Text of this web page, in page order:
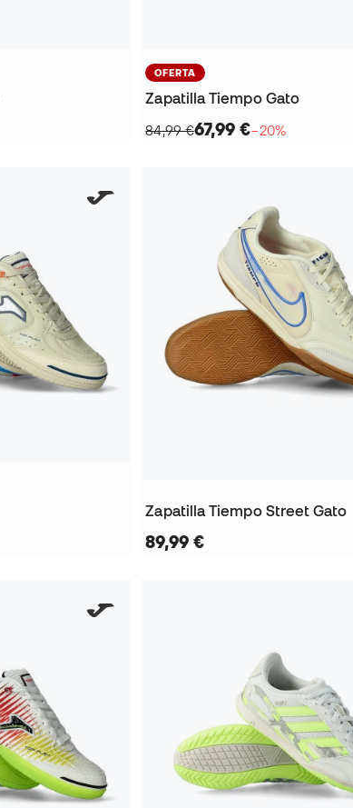
OFERTA
Zapatilla Tiempo Gato
84,99 €67,99 €−20%
Zapatilla Tiempo Street Gato
89,99 €